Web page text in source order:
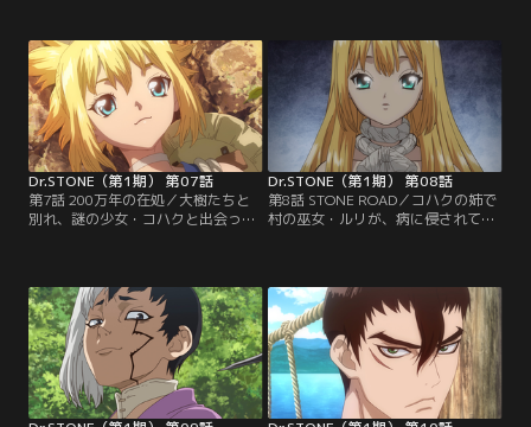
質に取られた千空は、復活液のレシ
ピを教え、「科学を捨てる」という
司の取引を受け入れる事が出来ずに
殺されてしまう。親友の死に、怒り
と悲しみを隠せない大樹と杠だ
が…。
食住を確保し、体力ゲージの限界を
迎えていた千空は、体力バカの親
友・大樹の石像を見つけ出し、復活
させようと試みる。そして現在--。
司に殺された千空を抱えた大樹と杠
も…。
Dr.STONE（第1期） 第07話
第7話 200万年の在処／大樹たちと
別れ、謎の少女・コハクと出会った
撃し、驚く千空。そこへ、突如、門
番の金狼・銀狼が立ちはだかる！大
量のマンパワーが欲しい千空は、村
人たちを仲間に引き入れようと企む
が、事態を嗅ぎつけた自称・妖術使
いの男、クロムも登場し…。
Dr.STONE（第1期） 第08話
第8話 STONE ROAD／コハクの姉で
村の巫女・ルリが、病に侵されてい
力し、早速、サルファ剤に辿り着く
為の、壮大なロードマップを歩み始
める！ところが、千空たちは、ロー
ドマップの一歩目“製鉄”で早々に壁
にぶち当たってしまい…。